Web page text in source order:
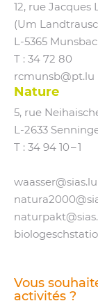
12, rue Jacques
(Um
L‑5365
T : 34 72 80
rcmunsb@​pt.​lu
Nature
5, rue
L‑2633
T : 34 94 10 – 1
waasser@​sias.​lu
Vous
activités ?